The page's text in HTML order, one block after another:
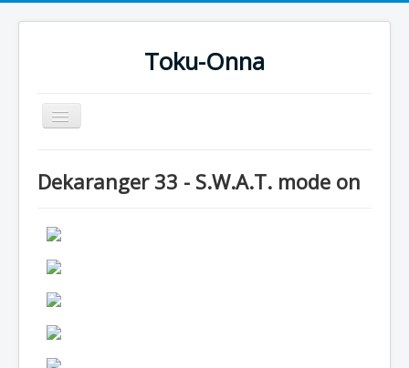
Toku-Onna
Basculer
la
Toku-Actrices
Toku-Critiques
Dekaranger 33 - S.W.A.T. mode on